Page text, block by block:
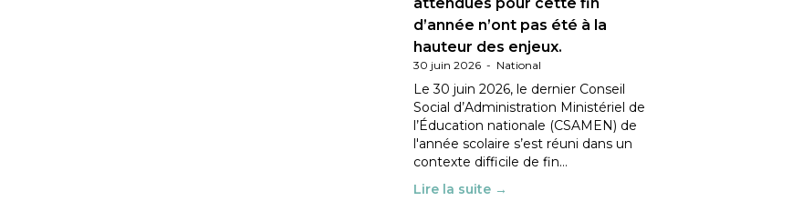
d’année n’ont pas été à la
hauteur des enjeux.
30 juin 2026 - National
Le 30 juin 2026, le dernier Conseil
Social d’Administration Ministériel de
l’Éducation nationale (CSAMEN) de
l'année scolaire s’est réuni dans un
contexte difficile de fin…
Lire la suite →